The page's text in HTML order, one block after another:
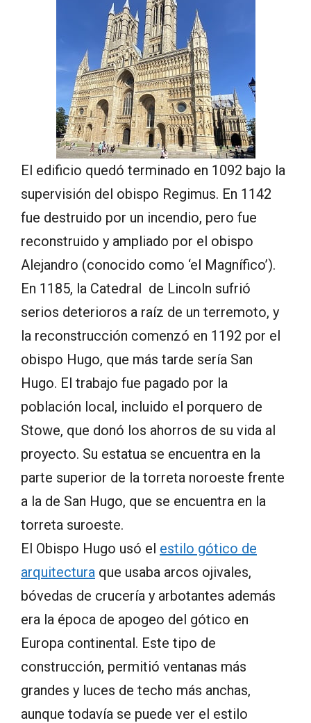
El edificio quedó terminado en 1092 bajo la
supervisión del obispo Regimus. En 1142
fue destruido por un incendio, pero fue
reconstruido y ampliado por el obispo
Alejandro (conocido como ‘el Magnífico’).
En 1185, la Catedral de Lincoln sufrió
serios deterioros a raíz de un terremoto, y
la reconstrucción comenzó en 1192 por el
obispo Hugo, que más tarde sería San
Hugo. El trabajo fue pagado por la
población local, incluido el porquero de
Stowe, que donó los ahorros de su vida al
proyecto. Su estatua se encuentra en la
parte superior de la torreta noroeste frente
a la de San Hugo, que se encuentra en la
torreta suroeste.
El Obispo Hugo usó el estilo gótico de
arquitectura que usaba arcos ojivales,
bóvedas de crucería y arbotantes además
era la época de apogeo del gótico en
Europa continental. Este tipo de
construcción, permitió ventanas más
grandes y luces de techo más anchas,
aunque todavía se puede ver el estilo